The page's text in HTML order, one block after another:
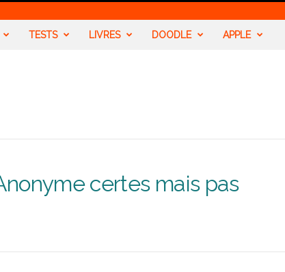
TESTS LIVRES DOODLE APPLE
certes mais pas